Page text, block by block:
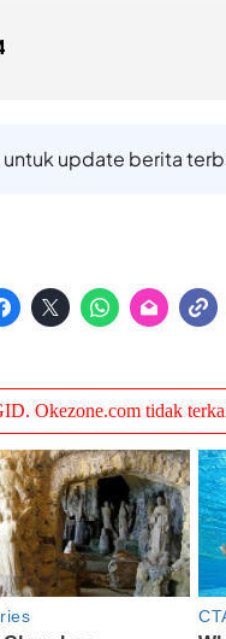
untuk update berita